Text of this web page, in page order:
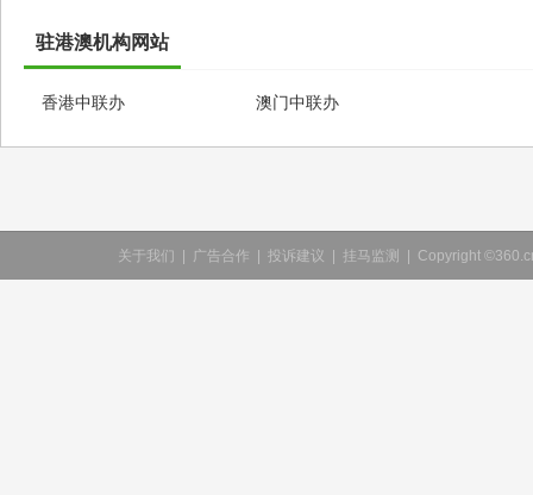
驻港澳机构网站
香港中联办 澳门中联办
关于我们 广告合作 投诉建议 挂马监测 Copyright